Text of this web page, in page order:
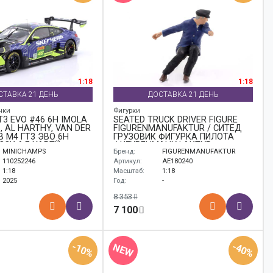
1:18
21 ДЕНЬ
EVO #46 6H IMOLA
AL HARTHY, VAN DER
M4 ГТ3 ЭВО 6H
АЛ ХАРТЙ
MINICHAMPS
110252246
1:18
2025
1:18
ДОСТАВКА 21 ДЕНЬ
Фигурки
SEATED TRUCK DRIVER FIGURE
FIGURENMANUFAKTUR / СИТЕД
ГРУЗОВИК ФИГУРКА ПИЛОТА
ФИГУРЕНМАНУФАКТУР
Бренд:
FIGURENMANUFAKTUR
Артикул:
AE180240
Масштаб:
1:18
Год:
-
8 353
7 100
-10% NEW -40%